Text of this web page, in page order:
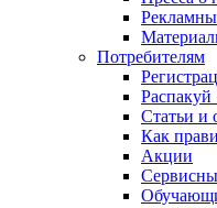
Потребителям
Распакуй
Статьи и
Как
Акции